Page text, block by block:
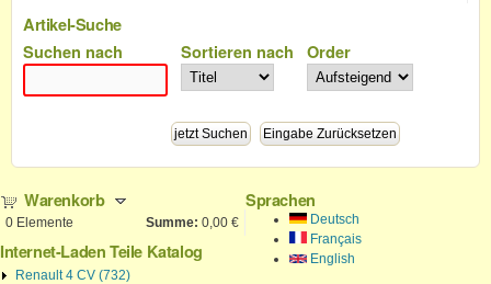
Artikel-Suche
Suchen nach
Sortieren nach Order
Warenkorb
0 Elemente Summe: 0,00 €
Internet-Laden Teile Katalog
Renault 4 CV (732)
Sprachen
Deutsch
Français
English